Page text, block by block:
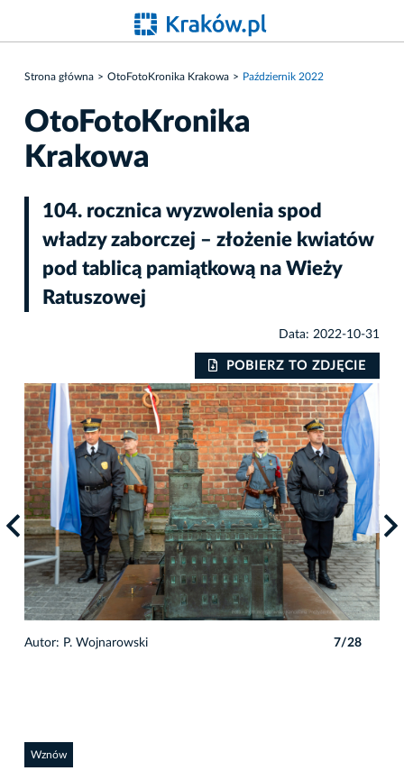
Strona główna OtoFotoKronika Krakowa Październik 2022
OtoFotoKronika
Krakowa
104. rocznica wyzwolenia spod
władzy zaborczej – złożenie kwiatów
pod tablicą pamiątkową na Wieży
Ratuszowej
Data: 2022-10-31
POBIERZ TO ZDJĘCIE
Autor: P. Wojnarowski 7/28
Wznów